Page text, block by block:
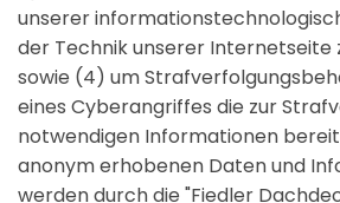
unserer
der Technik unserer Internetseite
sowie (4) um
eines Cyberangriffes die zur
notwendigen Informationen
anonym erhobenen Daten und
werden durch die "Fiedler